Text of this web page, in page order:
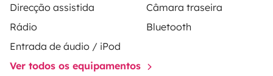
Direcção assistida
Câmara traseira
Rádio
Bluetooth
Entrada de áudio / iPod
Ver todos os equipamentos